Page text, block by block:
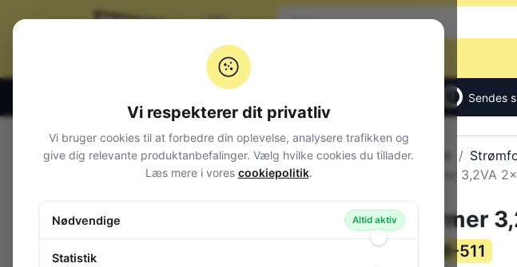
Sendes
Alle produkter
Transformer 3,2VA
Transformer
86-511
Varegrupper
Audio
Vi respekterer dit privatliv
Vi bruger cookies til at forbedre din oplevelse, analysere trafikken og
give dig relevante produktanbefalinger. Vælg hvilke cookies du tillader.
Læs mere i vores cookiepolitik.
Nødvendige Altid aktiv
Statistik